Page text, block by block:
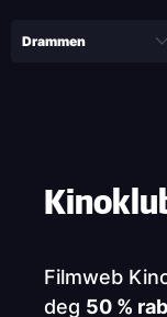
Filmweb
deg 50 %